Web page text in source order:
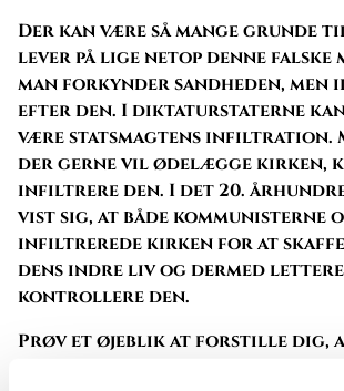
Der kan være så mange grunde
lever på lige netop denne falske
man forkynder sandheden, men
efter den. I diktaturstaterne
være statsmagtens infiltration.
der gerne vil ødelægge kirken,
infiltrere den. I det 20.
vist sig, at både kommunisterne
infiltrerede kirken for at skaffe
dens indre liv og dermed
kontrollere den.
Prøv et øjeblik at forstille dig,